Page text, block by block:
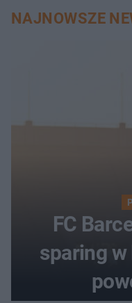
NAJNOWSZE
FC
sparing